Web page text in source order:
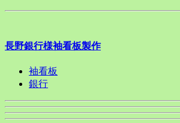
長野銀行様袖看板製作
袖看板
銀行